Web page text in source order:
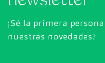
¡Sé la primera
nuestras novedades!